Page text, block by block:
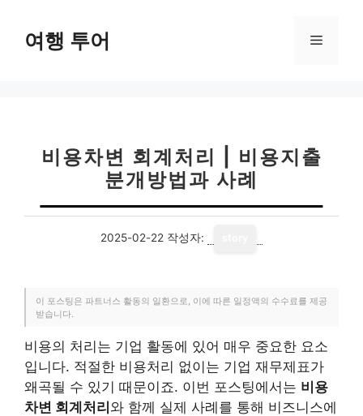
여행 투어 메
비용차변 회계처리 | 비용지출
분개방법과 사례
2025-02-22 작성자:
이 포스팅은 파트너스 활동의 일환으로, 이에 따른 일정액의 수수료를 제공
받습니다.
비용의 처리는 기업 활동에 있어 매우 중요한 요소
입니다. 적절한 비용처리 없이는 기업 재무제표가
왜곡될 수 있기 때문이죠. 이번 포스팅에서는 비용
차변 회계처리 와 함께 실제 사례를 통해 비즈니스에